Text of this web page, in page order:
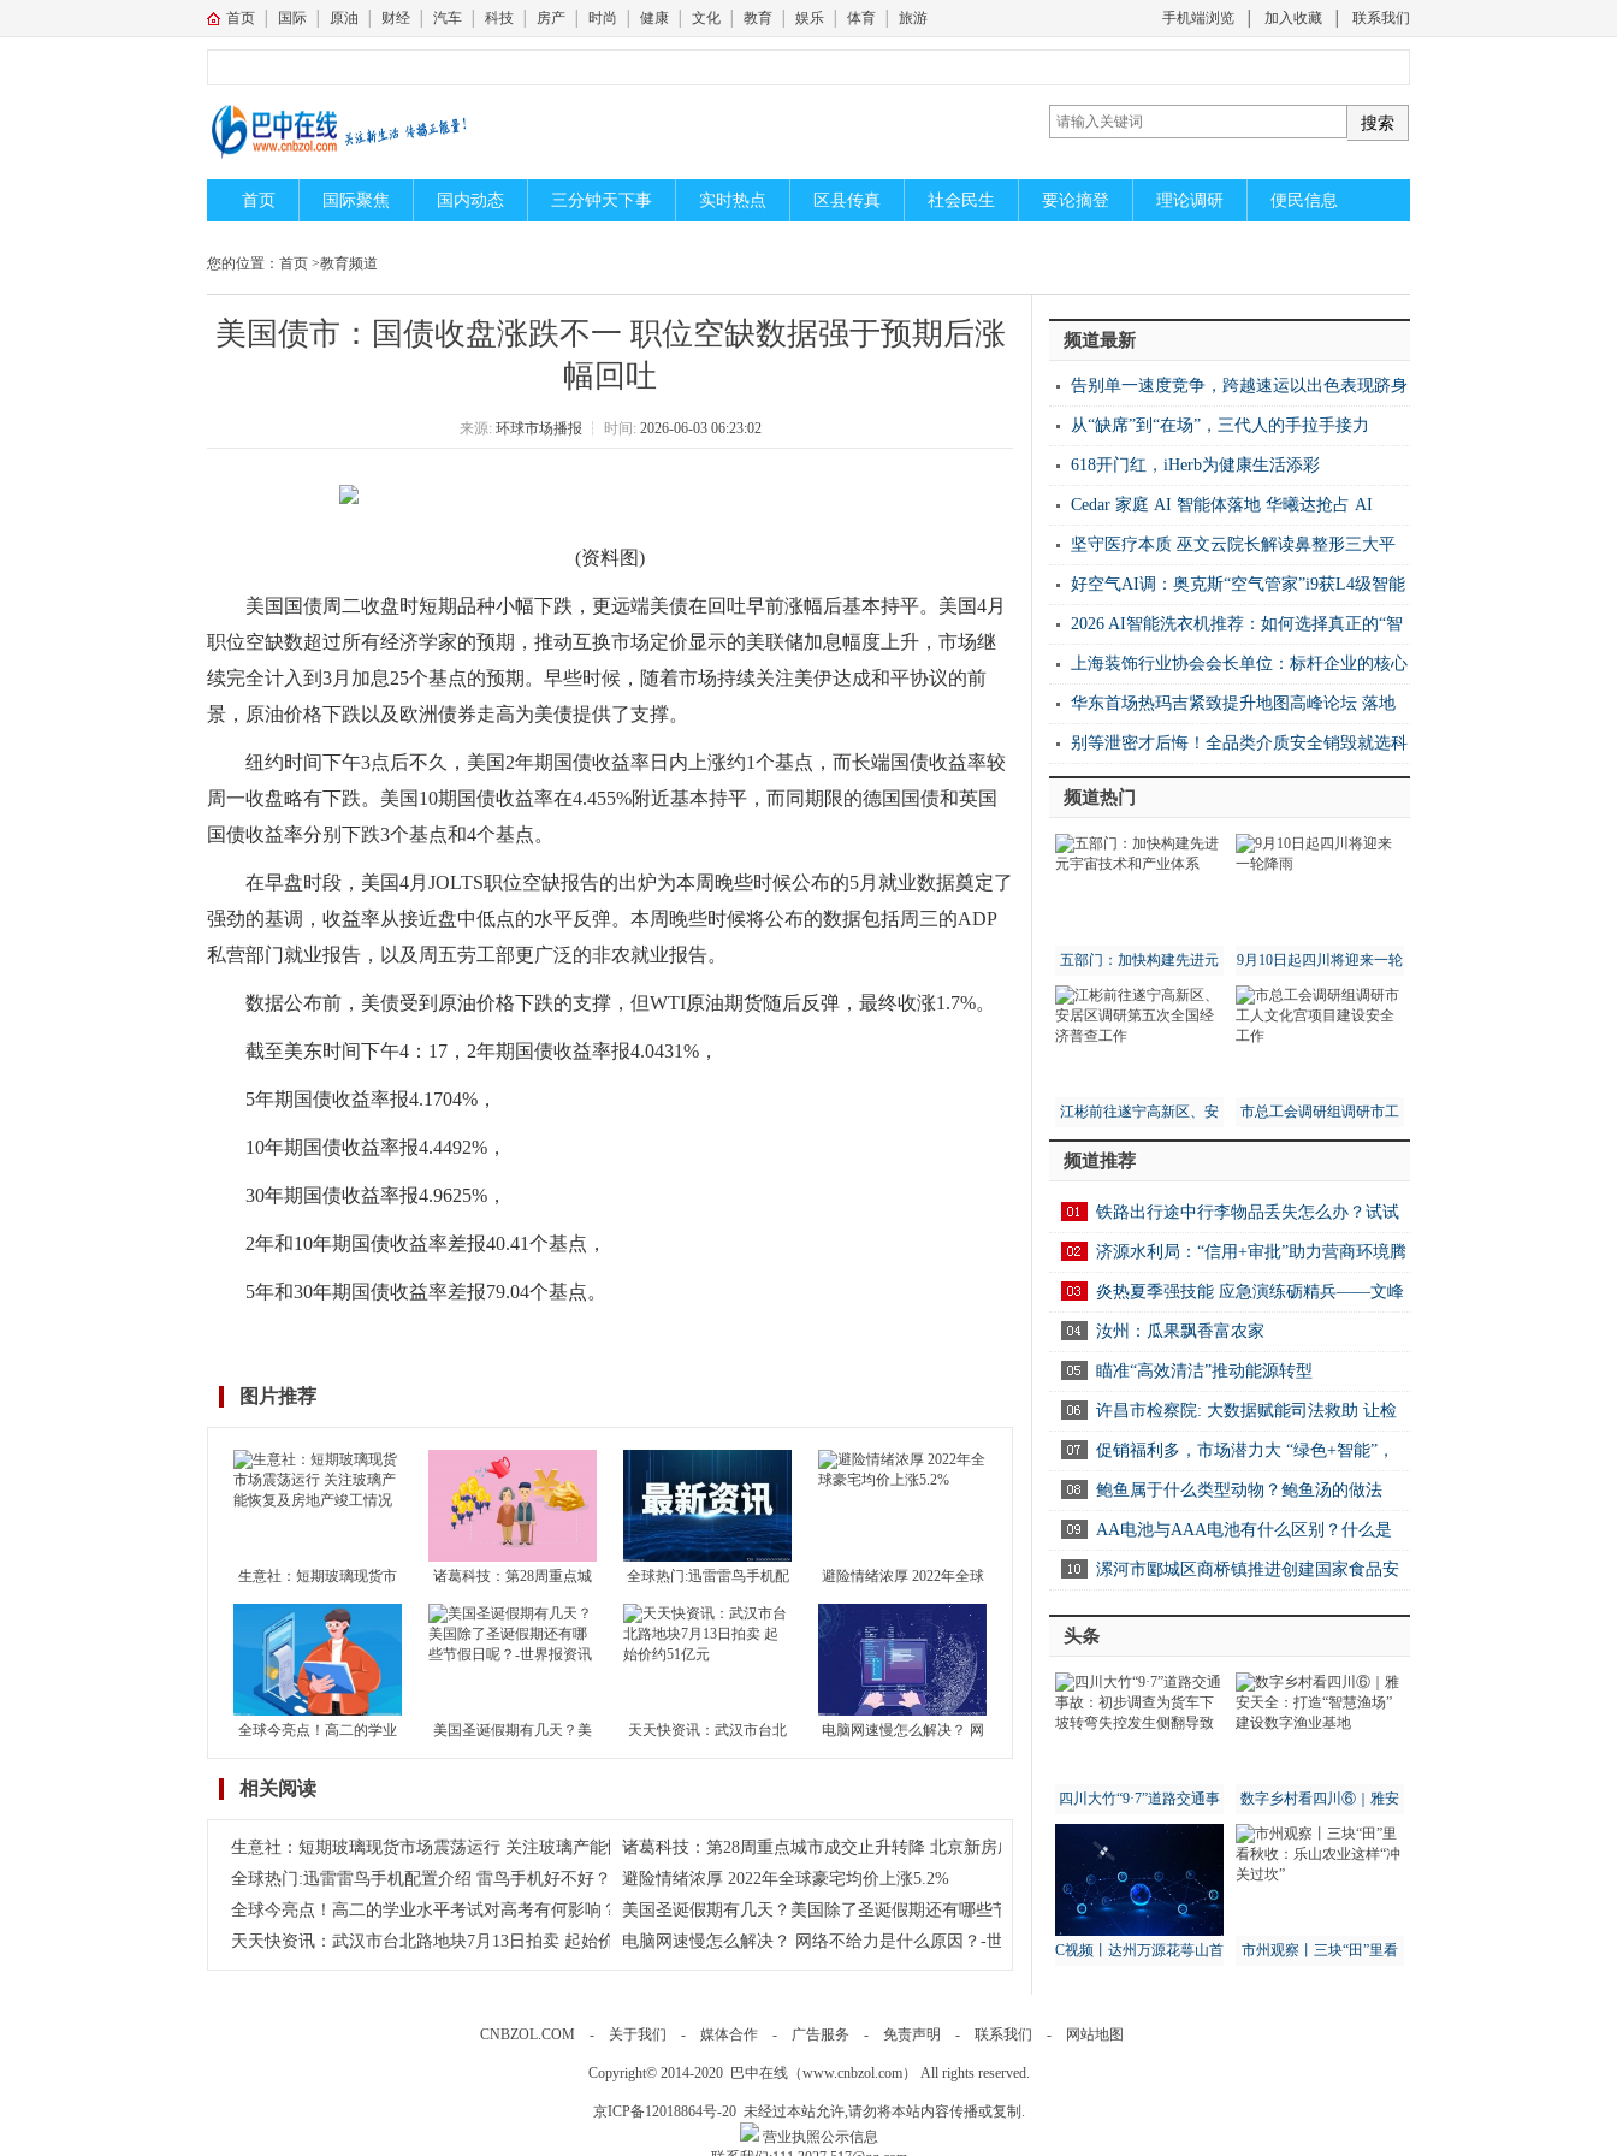
首页 国际 原油 财经 汽车 科技 房产 时尚 健康 文化 教育 娱乐 体育 旅游 手机端浏览 加入收藏 联系我们
首页 国际聚焦 国内动态 三分钟天下事 实时热点 区县传真 社会民生 要论摘登 理论调研 便民信息
您的位置： 首页 >教育频道
美国债市：国债收盘涨跌不一 职位空缺数据强于预期后涨
幅回吐
来源: 环球市场播报 ┆ 时间: 2026-06-03 06:23:02
(资料图)
美国国债周二收盘时短期品种小幅下跌，更远端美债在回吐早前涨幅后基本持平。美国4月
职位空缺数超过所有经济学家的预期，推动互换市场定价显示的美联储加息幅度上升，市场继
续完全计入到3月加息25个基点的预期。早些时候，随着市场持续关注美伊达成和平协议的前
景，原油价格下跌以及欧洲债券走高为美债提供了支撑。
纽约时间下午3点后不久，美国2年期国债收益率日内上涨约1个基点，而长端国债收益率较
周一收盘略有下跌。美国10期国债收益率在4.455%附近基本持平，而同期限的德国国债和英国
国债收益率分别下跌3个基点和4个基点。
在早盘时段，美国4月JOLTS职位空缺报告的出炉为本周晚些时候公布的5月就业数据奠定了
强劲的基调，收益率从接近盘中低点的水平反弹。本周晚些时候将公布的数据包括周三的ADP
私营部门就业报告，以及周五劳工部更广泛的非农就业报告。
数据公布前，美债受到原油价格下跌的支撑，但WTI原油期货随后反弹，最终收涨1.7%。
截至美东时间下午4：17，2年期国债收益率报4.0431%，
5年期国债收益率报4.1704%，
10年期国债收益率报4.4492%，
30年期国债收益率报4.9625%，
2年和10年期国债收益率差报40.41个基点，
5年和30年期国债收益率差报79.04个基点。
图片推荐
生意社：短期玻璃现货市
场震荡运行 关注玻璃产能
恢复及房地产竣工情况
诸葛科技：第28周重点城
市成交止升转降 北京新房
成交独升 其余14城全部下
全球热门:迅雷雷鸟手机配
置介绍 雷鸟手机好不好？
避险情绪浓厚 2022年全球
豪宅均价上涨5.2%
全球今亮点！高二的学业
响？学考对高考到底有没
美国圣诞假期有几天？美
天天快资讯：武汉市台北
电脑网速慢怎么解决？ 网
相关阅读
生意社：短期玻璃现货市场震荡运行 关注玻璃产能恢复及房地产竣工情况诸葛科技：第28周重点城市成交止升转降 北京新房成交独升 其余14城全部下滑
全球热门:迅雷雷鸟手机配置介绍 雷鸟手机好不好？
避险情绪浓厚 2022年全球豪宅均价上涨5.2%
全球今亮点！高二的学业水平考试对高考有何影响？学考对高考到底有没有影响？美国圣诞假期有几天？美国除了圣诞假期还有哪些节假日呢？-世界报资讯
天天快资讯：武汉市台北路地块7月13日拍卖 起始价约51亿元电脑网速慢怎么解决？ 网络不给力是什么原因？-世界今日报
频道最新
​告别单一速度竞争，跨越速运以出色表现跻身
2026中国快运10强
从“缺席”到“在场”，三代人的手拉手接力
618开门红，iHerb为健康生活添彩
Cedar 家庭 AI 智能体落地 华曦达抢占 AI
Home 生态核心制高点
坚守医疗本质 巫文云院长解读鼻整形三大平
衡法则
好空气AI调：奥克斯“空气管家”i9获L4级智能
证书 重构空调行业价值坐标系
2026 AI智能洗衣机推荐：如何选择真正的“智
能”洗衣机？
上海装饰行业协会会长单位：标杆企业的核心
实力与行业示范作用
华东首场热玛吉紧致提升地图高峰论坛 落地
上海卓栎丽格
别等泄密才后悔！全品类介质安全销毁就选科
密
频道热门
五部门：加快构建先进元
宇宙技术和产业体系
9月10日起四川将迎来一轮
降雨
江彬前往遂宁高新区、安
居区调研第五次全国经济
普查工作
市总工会调研组调研市工
人文化宫项目建设安全工
频道推荐
铁路出行途中行李物品丢失怎么办？试试
用12306App找回
济源水利局：“信用+审批”助力营商环境腾
炎热夏季强技能 应急演练砺精兵——文峰
区万达商业服务中心开展消防应急演练活动
汝州：瓜果飘香富农家
瞄准“高效清洁”推动能源转型
许昌市检察院: 大数据赋能司法救助 让检
察关爱可感可触可及
促销福利多，市场潜力大 “绿色+智能”，
家电消费新选择
鲍鱼属于什么类型动物？鲍鱼汤的做法
AA电池与AAA电池有什么区别？什么是
AA电池？ 快资讯
漯河市郾城区商桥镇推进创建国家食品安
头条
四川大竹“9·7”道路交通事
故：初步调查为货车下坡
转弯失控发生侧翻导致
数字乡村看四川⑥｜雅安
天全：打造“智慧渔场” 建
设数字渔业基地
C视频丨达州万源花萼山首
市州观察丨三块“田”里看
CNBZOL.COM - 关于我们 - 媒体合作- 广告服务 - 免责声明 - 联系我们 - 网站地图
Copyright© 2014-2020 巴中在线（www.cnbzol.com） All rights reserved.
京ICP备12018864号-20未经过本站允许,请勿将本站内容传播或复制.
营业执照公示信息